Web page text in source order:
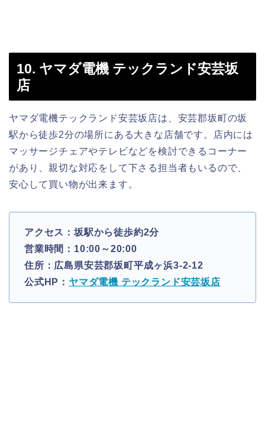
10. ヤマダ電機 テックランド安芸坂
店
ヤマダ電機テックランド安芸坂店は、安芸郡坂町の坂
駅から徒歩2分の場所にある大きな店舗です。店内には
マッサージチェアやテレビなどを検討できるコーナー
があり、親切な対応をして下さる担当者もいるので、
安心して買い物が出来ます。
アクセス：坂駅から徒歩約2分
営業時間：10:00～20:00
住所：広島県安芸郡坂町平成ヶ浜3-2-12
公式HP： ヤマダ電機 テックランド安芸坂店